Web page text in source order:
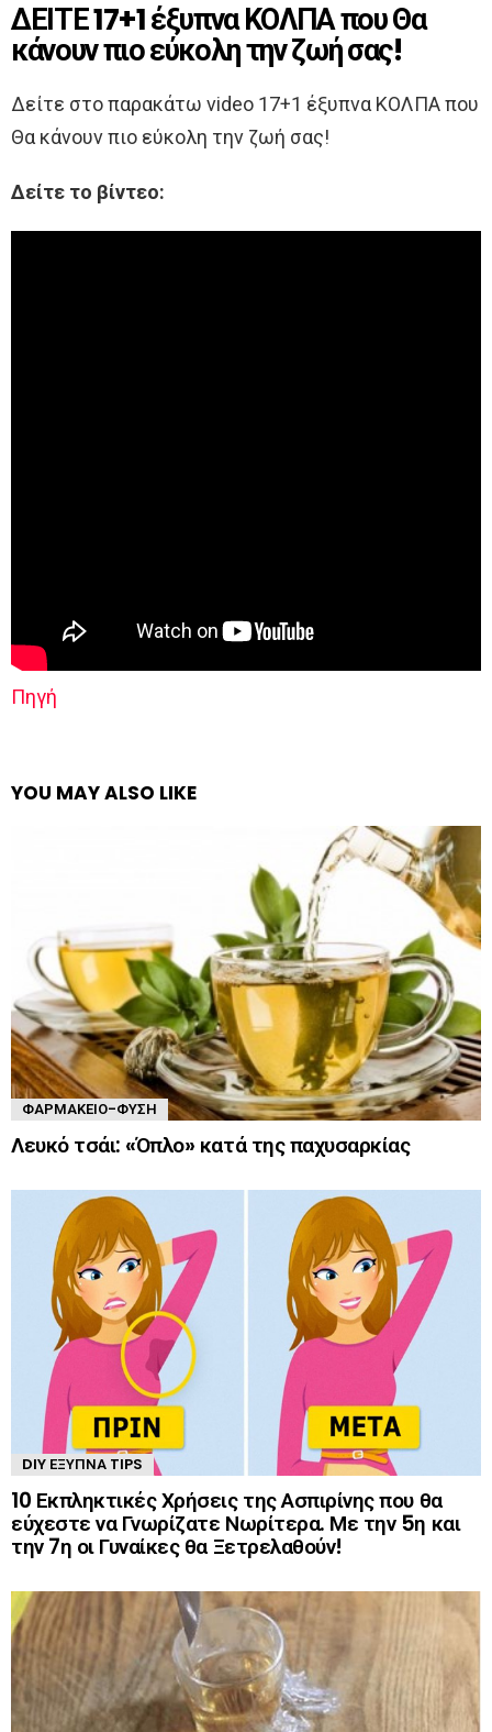
ΔΕΙΤΕ 17+1 έξυπνα ΚΟΛΠΑ που Θα
κάνουν πιο εύκολη την ζωή σας!
Δείτε στο παρακάτω video 17+1 έξυπνα ΚΟΛΠΑ που
Θα κάνουν πιο εύκολη την ζωή σας!
Δείτε το βίντεο:
Πηγή
YOU MAY ALSO LIKE
ΦΑΡΜΑΚΕΊΟ-ΦΎΣΗ
Λευκό τσάι: «Όπλο» κατά της παχυσαρκίας
DIY ΈΞΥΠΝΑ TIPS
10 Εκπληκτικές Χρήσεις της Ασπιρίνης που θα
εύχεστε να Γνωρίζατε Νωρίτερα. Με την 5η και
την 7η οι Γυναίκες θα Ξετρελαθούν!